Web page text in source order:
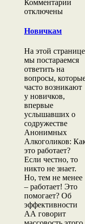
Комментарии
отключены
Новичкам
На этой странице
мы постараемся
ответить на
вопросы,
часто возникают
у новичков,
впервые
услышавших о
содружестве
Анонимных
Алкоголиков:
это работает?
Если честно, то
никто не знает.
Но, тем не менее
– работает! Это
помогает? Об
эффективности
АА говорит